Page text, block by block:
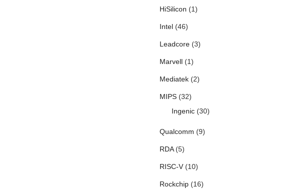
HiSilicon (1)
Intel(46)
Leadcore(3)
Marvell(1)
Mediatek(2)
MIPS(32)
Ingenic(30)
Qualcomm (9)
RDA(5)
RISC-V(10)
Rockchip(16)